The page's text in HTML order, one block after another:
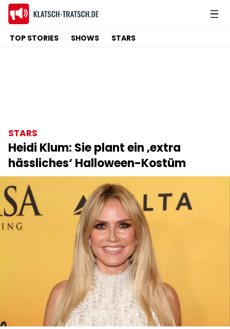
TOP STORIES SHOWS STARS
STARS
Heidi Klum: Sie plant ein ‚extra
hässliches‘ Halloween-Kostüm